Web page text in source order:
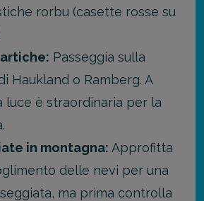
rorbu (casette rosse su
Passeggia sulla
Haukland o Ramberg. A
luce è straordinaria per la
in montagna: Approfitta
delle nevi per una
ma prima controlla